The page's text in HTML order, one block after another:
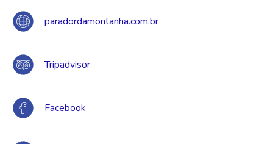
paradordamontanha.com.br
Tripadvisor
Facebook